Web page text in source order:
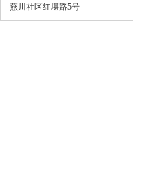
燕川社区红堪路5号